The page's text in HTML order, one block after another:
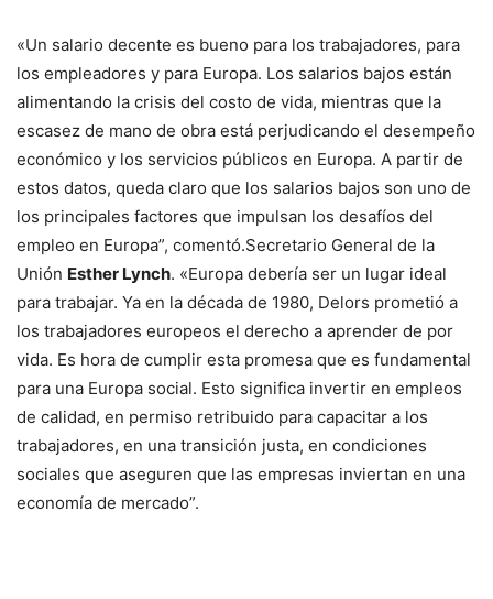
«Un salario decente es bueno para los trabajadores, para
los empleadores y para Europa. Los salarios bajos están
alimentando la crisis del costo de vida, mientras que la
escasez de mano de obra está perjudicando el desempeño
económico y los servicios públicos en Europa. A partir de
estos datos, queda claro que los salarios bajos son uno de
los principales factores que impulsan los desafíos del
empleo en Europa”, comentó.Secretario General de la
Unión Esther Lynch. «Europa debería ser un lugar ideal
para trabajar. Ya en la década de 1980, Delors prometió a
los trabajadores europeos el derecho a aprender de por
vida. Es hora de cumplir esta promesa que es fundamental
para una Europa social. Esto significa invertir en empleos
de calidad, en permiso retribuido para capacitar a los
trabajadores, en una transición justa, en condiciones
sociales que aseguren que las empresas inviertan en una
economía de mercado”.